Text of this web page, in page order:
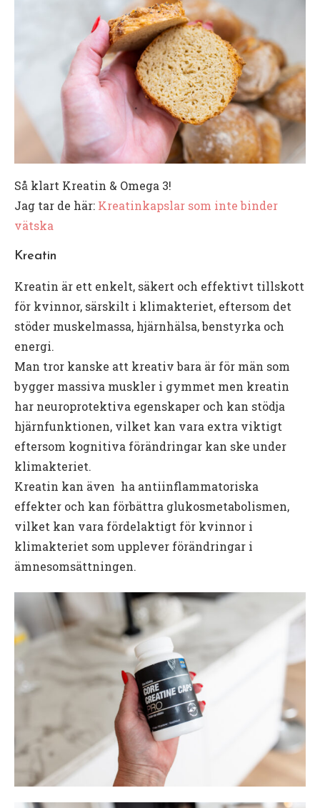
Så klart Kreatin & Omega 3!
Jag tar de här: Kreatinkapslar som inte binder
vätska
Kreatin
Kreatin är ett enkelt, säkert och effektivt tillskott
för kvinnor, särskilt i klimakteriet, eftersom det
stöder muskelmassa, hjärnhälsa, benstyrka och
energi.
Man tror kanske att kreativ bara är för män som
bygger massiva muskler i gymmet men kreatin
har neuroprotektiva egenskaper och kan stödja
hjärnfunktionen, vilket kan vara extra viktigt
eftersom kognitiva förändringar kan ske under
klimakteriet.
Kreatin kan även ha antiinflammatoriska
effekter och kan förbättra glukosmetabolismen,
vilket kan vara fördelaktigt för kvinnor i
klimakteriet som upplever förändringar i
ämnesomsättningen.